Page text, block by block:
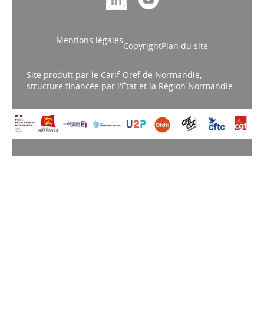
Mentions légales
CopyrightPlan du site
Site produit par le Carif-Oref de Normandie,
structure financée par l'État et la Région Normandie.